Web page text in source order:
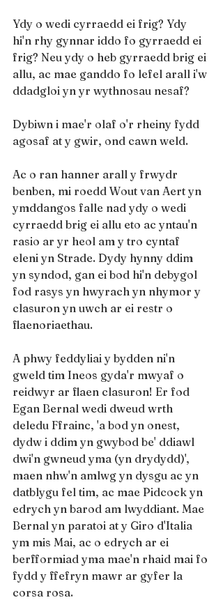
Ydy o wedi cyrraedd ei frig? Ydy
hi'n rhy gynnar iddo fo gyrraedd ei
frig? Neu ydy o heb gyrraedd brig ei
allu, ac mae ganddo fo lefel arall i'w
ddadgloi yn yr wythnosau nesaf?
Dybiwn i mae'r olaf o'r rheiny fydd
agosaf at y gwir, ond cawn weld.
Ac o ran hanner arall y frwydr
benben, mi roedd Wout van Aert yn
ymddangos falle nad ydy o wedi
cyrraedd brig ei allu eto ac yntau'n
rasio ar yr heol am y tro cyntaf
eleni yn Strade. Dydy hynny ddim
yn syndod, gan ei bod hi'n debygol
fod rasys yn hwyrach yn nhymor y
clasuron yn uwch ar ei restr o
flaenoriaethau.
A phwy feddyliai y bydden ni'n
gweld tim Ineos gyda'r mwyaf o
reidwyr ar flaen clasuron! Er fod
Egan Bernal wedi dweud wrth
deledu Ffrainc, 'a bod yn onest,
dydw i ddim yn gwybod be' ddiawl
dwi'n gwneud yma (yn drydydd)',
maen nhw'n amlwg yn dysgu ac yn
datblygu fel tim, ac mae Pidcock yn
edrych yn barod am lwyddiant. Mae
Bernal yn paratoi at y Giro d'Italia
ym mis Mai, ac o edrych ar ei
berfformiad yma mae'n rhaid mai fo
fydd y ffefryn mawr ar gyfer la
corsa rosa.